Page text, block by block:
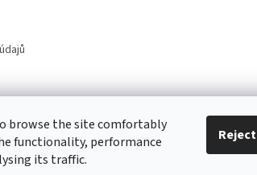
browse the site comfortably
functionality, performance
its traffic.
Reject
EN-filmy.cz CD-Soundtrack.cz